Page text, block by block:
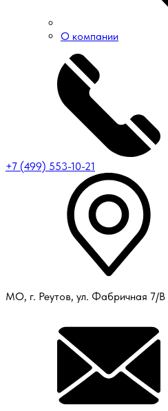
О компании
+7 (499) 553-10-21
МО, г. Реутов, ул. Фабричная 7/В